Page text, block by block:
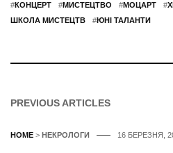
#КОНЦЕРТ #МИСТЕЦТВО #МОЦАРТ #
ШКОЛА МИСТЕЦТВ
#ЮНІ ТАЛАНТИ
PREVIOUS ARTICLES
HOME > НЕКРОЛОГИ 16 БЕРЕЗНЯ,